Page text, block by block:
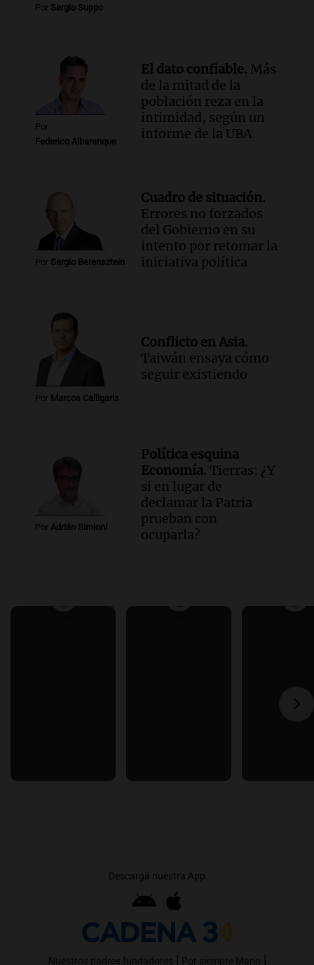
Por Sergio Suppo
Por
Federico Albarenque
El dato confiable. Más
de la mitad de la
población reza en la
intimidad, según un
informe de la UBA
Por Sergio Berensztein
Cuadro de situación.
Errores no forzados
del Gobierno en su
intento por retomar la
iniciativa política
Por Marcos Calligaris
Conflicto en Asia.
Taiwán ensaya cómo
seguir existiendo
Por Adrián Simioni
Política esquina
Economía. Tierras: ¿Y
si en lugar de
declamar la Patria
prueban con
ocuparla?
Descargá nuestra App
Nuestros padres fundadores | Por siempre Mario |